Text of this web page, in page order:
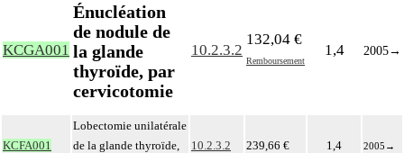
KCGA001
Énucléation
de nodule de
la glande
thyroïde, par
cervicotomie
10.2.3.2
132,04 €
Remboursement
1,4 2005→
KCFA001
Lobectomie unilatérale
de la glande thyroïde,
10.2.3.2 239,66 € 1,4 2005 →